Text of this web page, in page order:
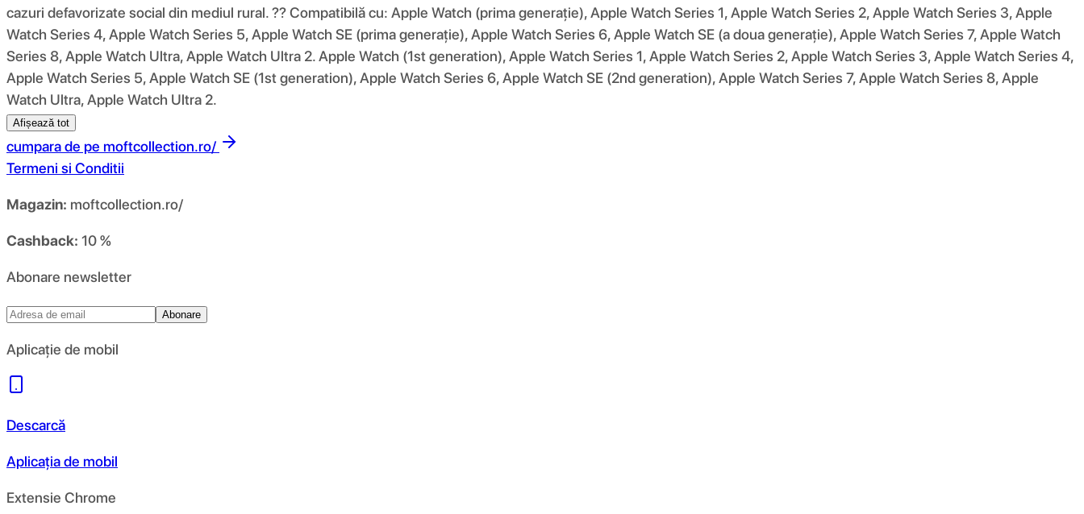
cazuri defavorizate social din mediul rural. ?? Compatibilă cu: Apple Watch (prima generație), Apple Watch Series 1, Apple Watch Series 2, Apple Watch Series 3, Apple
Watch Series 4, Apple Watch Series 5, Apple Watch SE (prima generație), Apple Watch Series 6, Apple Watch SE (a doua generație), Apple Watch Series 7, Apple Watch
Series 8, Apple Watch Ultra, Apple Watch Ultra 2. Apple Watch (1st generation), Apple Watch Series 1, Apple Watch Series 2, Apple Watch Series 3, Apple Watch Series 4,
Apple Watch Series 5, Apple Watch SE (1st generation), Apple Watch Series 6, Apple Watch SE (2nd generation), Apple Watch Series 7, Apple Watch Series 8, Apple
Watch Ultra, Apple Watch Ultra 2.
Afișează tot
cumpara de pe moftcollection.ro/
Termeni si Conditii
Magazin: moftcollection.ro/
Cashback: 10 %
Abonare newsletter
Abonare
Aplicație de mobil
Descarcă
Aplicația de mobil
Extensie Chrome